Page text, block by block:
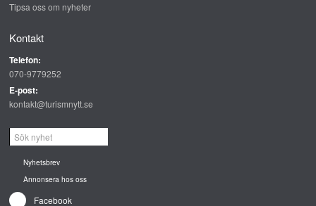
Tipsa oss om nyheter
Kontakt
Telefon:
070-9779252
E-post:
kontakt@turismnytt.se
Nyhetsbrev
Annonsera hos oss
Facebook